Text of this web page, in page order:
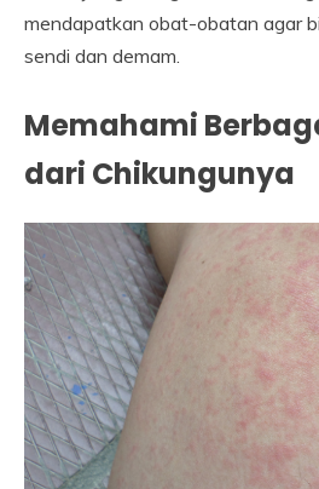
mendapatkan obat-obatan agar
sendi dan demam.
Memahami
dari Chikungunya